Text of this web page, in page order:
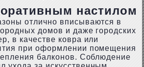
настилом
отлично вписываются в
домов и даже городских
в качестве ковра или
при оформлении помещения
балконов. Соблюдение